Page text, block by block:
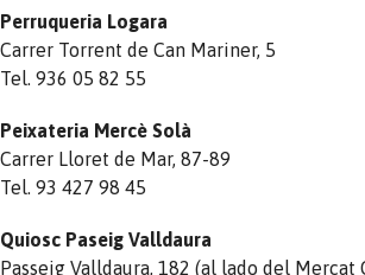
Perruqueria Logara
Carrer Torrent de Can Mariner, 5
Tel. 936 05 82 55
Peixateria Mercè Solà
Carrer Lloret de Mar, 87-89
Tel. 93 427 98 45
Quiosc Paseig Valldaura
Passeig Valldaura, 182 (al lado del Mercat